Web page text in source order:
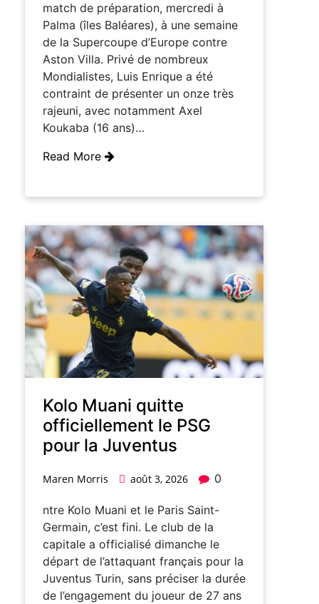
match de préparation, mercredi à
Palma (îles Baléares), à une semaine
de la Supercoupe d’Europe contre
Aston Villa. Privé de nombreux
Mondialistes, Luis Enrique a été
contraint de présenter un onze très
rajeuni, avec notamment Axel
Koukaba (16 ans)…
Read More
Kolo Muani quitte
officiellement le PSG
pour la Juventus
Maren Morris août 3, 2026 0
ntre Kolo Muani et le Paris Saint-
Germain, c’est fini. Le club de la
capitale a officialisé dimanche le
départ de l’attaquant français pour la
Juventus Turin, sans préciser la durée
de l’engagement du joueur de 27 ans